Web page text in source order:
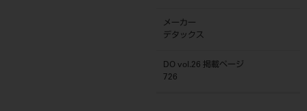
メーカー
デタックス
DO vol.26 掲載ページ
726